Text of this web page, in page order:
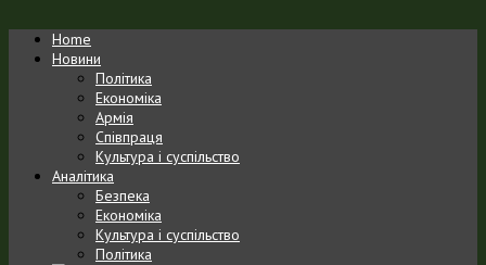
Home
Новини
Політика
Економіка
Армія
Співпраця
Культура і суспільство
Аналітика
Безпека
Економіка
Культура і суспільство
Політика